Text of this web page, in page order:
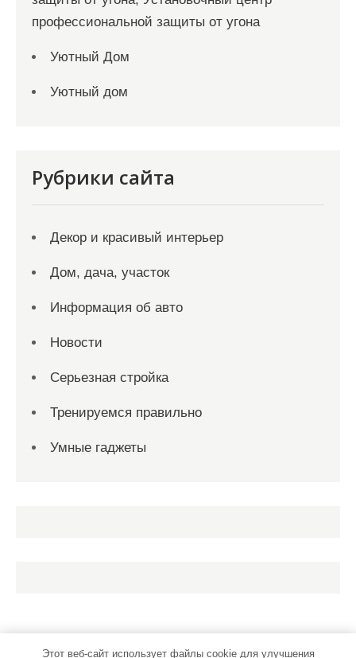
профессиональной защиты от угона
Уютный Дом
Уютный дом
Рубрики сайта
Декор и красивый интерьер
Дом, дача, участок
Информация об авто
Новости
Серьезная стройка
Тренируемся правильно
Умные гаджеты
Этот веб-сайт использует файлы cookie для улучшения